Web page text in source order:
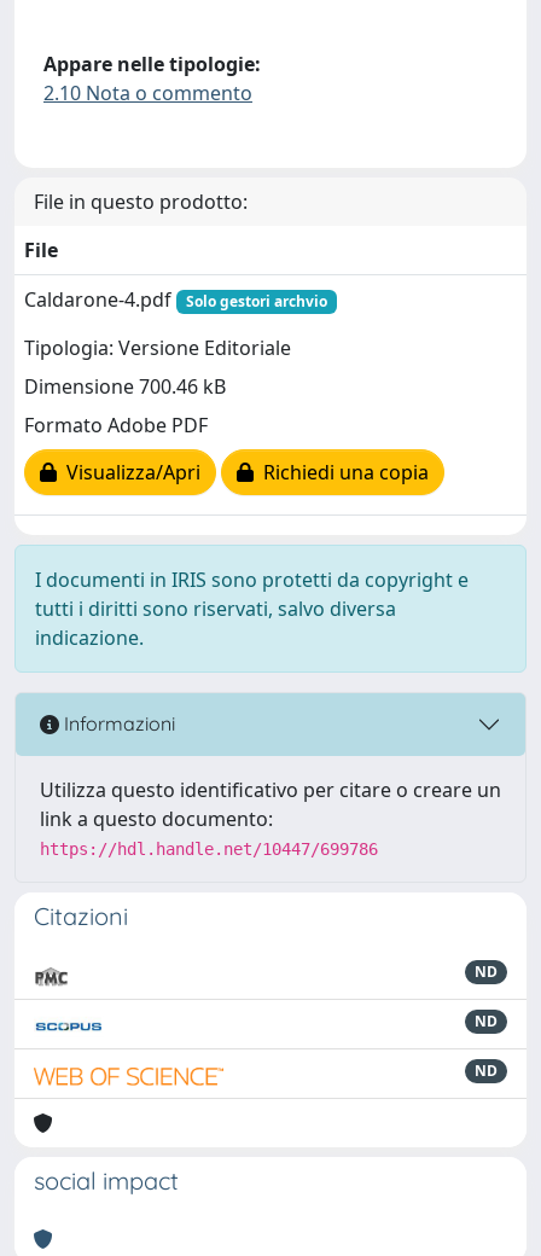
Appare nelle tipologie:
2.10 Nota o commento
File in questo prodotto:
File
Caldarone-4.pdf
Solo gestori archvio
Tipologia: Versione Editoriale
Dimensione 700.46 kB
Formato Adobe PDF
Visualizza/Apri
Richiedi una copia
I documenti in IRIS sono protetti da copyright e
tutti i diritti sono riservati, salvo diversa
indicazione.
Informazioni
Utilizza questo identificativo per citare o creare un
link a questo documento:
https://hdl.handle.net/10447/699786
Citazioni
ND
ND
ND
social impact